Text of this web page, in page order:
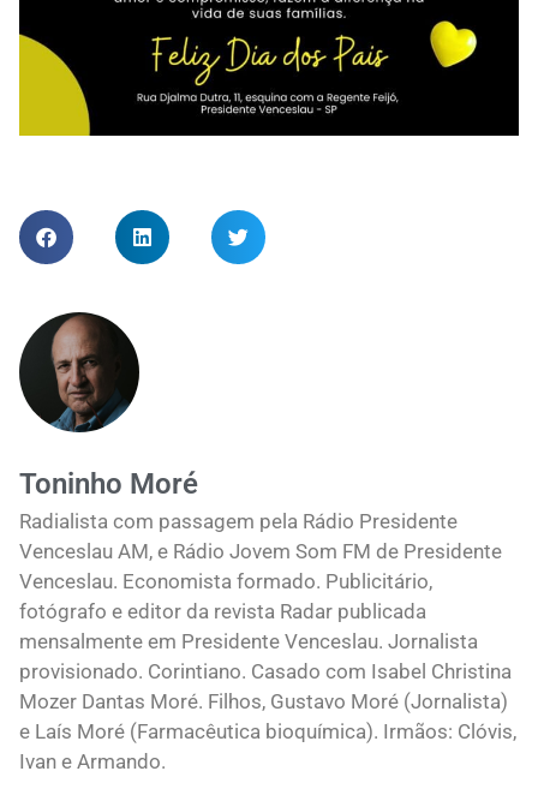
Toninho Moré
Radialista com passagem pela Rádio Presidente
Venceslau AM, e Rádio Jovem Som FM de Presidente
Venceslau. Economista formado. Publicitário,
fotógrafo e editor da revista Radar publicada
mensalmente em Presidente Venceslau. Jornalista
provisionado. Corintiano. Casado com Isabel Christina
Mozer Dantas Moré. Filhos, Gustavo Moré (Jornalista)
e Laís Moré (Farmacêutica bioquímica). Irmãos: Clóvis,
Ivan e Armando.